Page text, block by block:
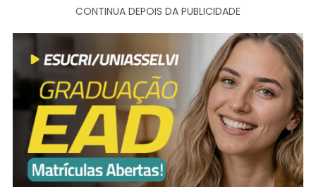
CONTINUA DEPOIS DA PUBLICIDADE